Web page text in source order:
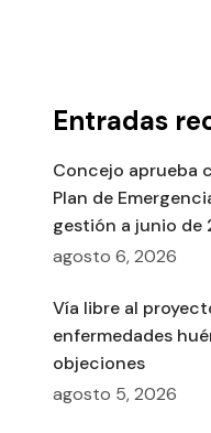
Entradas
Concejo aprueba
Plan de
gestión a junio de
agosto 6, 2026
Vía libre al
enfermedades
objeciones
agosto 5, 2026